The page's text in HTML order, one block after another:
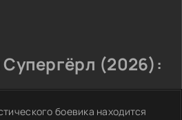
(2026):
боевика находится